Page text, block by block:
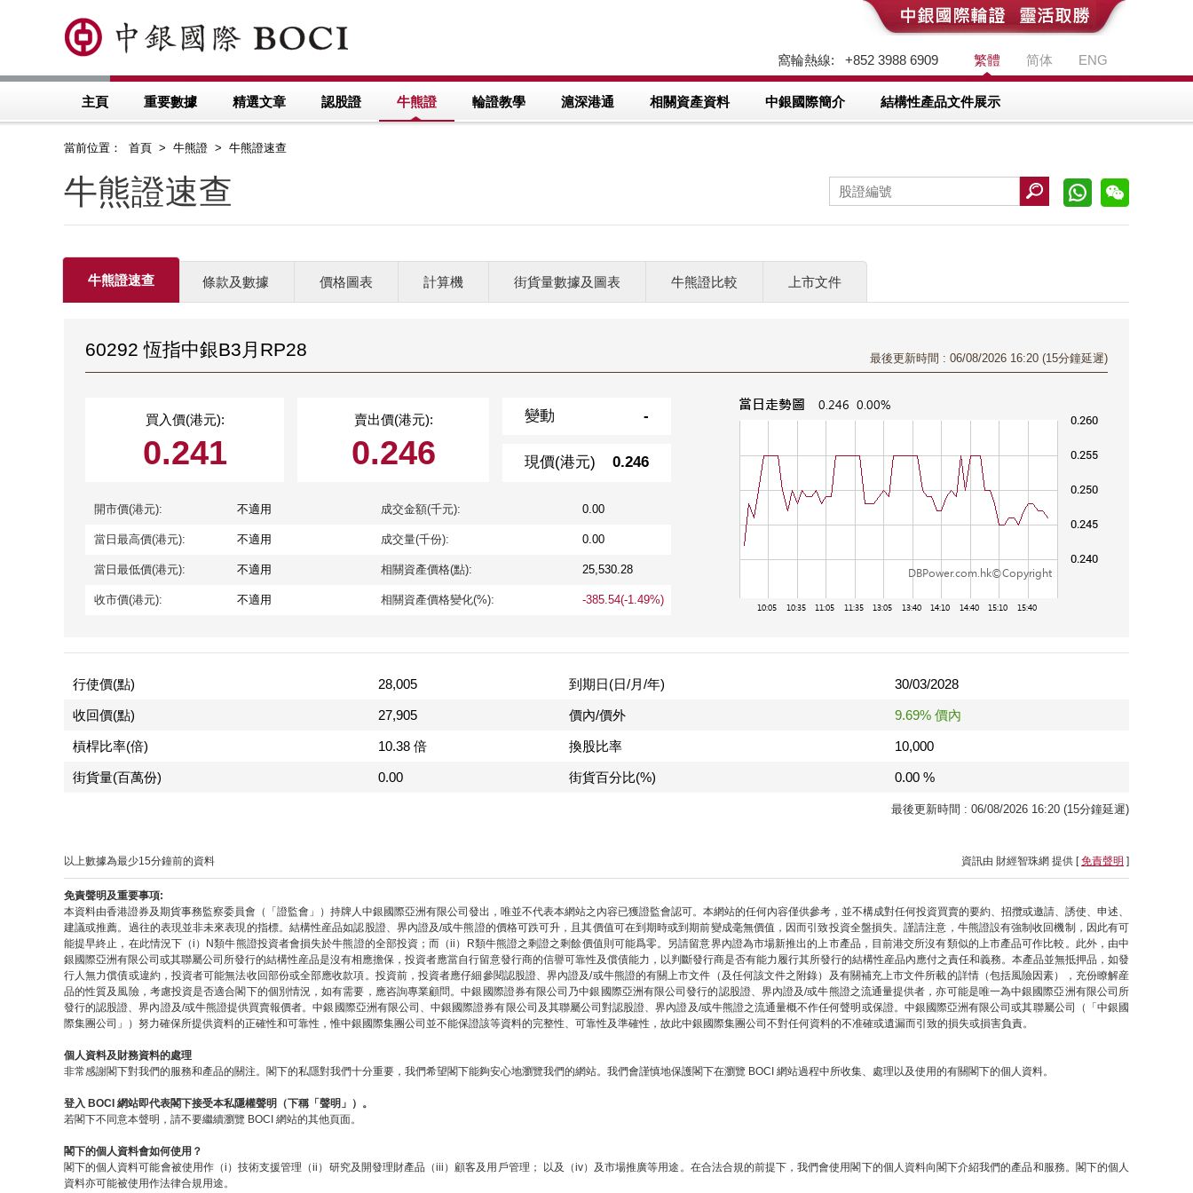
繁體 简体 ENG
窩輪熱線: +852 3988 6909
主頁 重要數據 精選文章 認股證 牛熊證 輪證教學 滬深港通 相關資產資料 中銀國際簡介 結構性產品文件展示
當前位置： 首頁 > 牛熊證 > 牛熊證速查
牛熊證速查
牛熊證速查 條款及數據 價格圖表 計算機 街貨量數據及圖表 牛熊證比較 上市文件
60292 恆指中銀B3月RP28 最後更新時間 : 06/08/2026 16:20 (15分鐘延遲)
買入價(港元):
0.241
賣出價(港元):
0.246
變動 -
現價(港元) 0.246
開市價(港元): 不適用 成交金額(千元): 0.00
當日最高價(港元): 不適用 成交量(千份): 0.00
當日最低價(港元): 不適用 相關資產價格(點): 25,530.28
收市價(港元): 不適用 相關資產價格變化(%): -385.54(-1.49%)
行使價(點) 28,005 到期日(日/月/年) 30/03/2028
收回價(點) 27,905 價內/價外 9.69% 價內
槓桿比率(倍) 10.38 倍 換股比率 10,000
街貨量(百萬份) 0.00 街貨百分比(%) 0.00 %
最後更新時間 : 06/08/2026 16:20 (15分鐘延遲)
以上數據為最少15分鐘前的資料 資訊由 財經智珠網 提供 [免責聲明 ]
免責聲明及重要事項:
本資料由香港證券及期貨事務監察委員會（「證監會」）持牌人中銀國際亞洲有限公司發出，唯並不代表本網站之內容已獲證監會認可。本網站的任何內容僅供參考，並不構成對任何投資買賣的要約、招攬或邀請、誘使、申述、
建議或推薦。過往的表現並非未來表現的指標。結構性産品如認股證、界內證及/或牛熊證的價格可跌可升，且其價值可在到期時或到期前變成毫無價值，因而引致投資全盤損失。謹請注意，牛熊證設有強制收回機制，因此有可
能提早終止，在此情況下（i）N類牛熊證投資者會損失於牛熊證的全部投資；而（ii）R類牛熊證之剩證之剩餘價值則可能爲零。另請留意界內證為市場新推出的上市產品，目前港交所沒有類似的上市產品可作比較。此外，由中
銀國際亞洲有限公司或其聯屬公司所發行的結構性産品是沒有相應擔保，投資者應當自行留意發行商的信譽可靠性及償債能力，以判斷發行商是否有能力履行其所發行的結構性産品內應付之責任和義務。本產品並無抵押品，如發
行人無力償債或違約，投資者可能無法收回部份或全部應收款項。投資前，投資者應仔細參閱認股證、界內證及/或牛熊證的有關上市文件（及任何該文件之附錄）及有關補充上市文件所載的詳情（包括風險因素），充份瞭解産
品的性質及風險，考慮投資是否適合閣下的個別情況，如有需要，應咨詢專業顧問。中銀國際證券有限公司乃中銀國際亞洲有限公司發行的認股證、界內證及/或牛熊證之流通量提供者，亦可能是唯一為中銀國際亞洲有限公司所
發行的認股證、界內證及/或牛熊證提供買賣報價者。中銀國際亞洲有限公司、中銀國際證券有限公司及其聯屬公司對認股證、界內證及/或牛熊證之流通量概不作任何聲明或保證。中銀國際亞洲有限公司或其聯屬公司（「中銀國
際集團公司」）努力確保所提供資料的正確性和可靠性，惟中銀國際集團公司並不能保證該等資料的完整性、可靠性及準確性，故此中銀國際集團公司不對任何資料的不准確或遺漏而引致的損失或損害負責。
個人資料及財務資料的處理
非常感謝閣下對我們的服務和產品的關注。閣下的私隱對我們十分重要，我們希望閣下能夠安心地瀏覽我們的網站。我們會謹慎地保護閣下在瀏覽 BOCI 網站過程中所收集、處理以及使用的有關閣下的個人資料。
登入 BOCI 網站即代表閣下接受本私隱權聲明（下稱「聲明」）。
若閣下不同意本聲明，請不要繼續瀏覽 BOCI 網站的其他頁面。
閣下的個人資料會如何使用？
閣下的個人資料可能會被使用作（i）技術支援管理（ii）研究及開發理財產品（iii）顧客及用戶管理； 以及（iv）及市場推廣等用途。在合法合規的前提下，我們會使用閣下的個人資料向閣下介紹我們的產品和服務。閣下的個人
資料亦可能被使用作法律合規用途。